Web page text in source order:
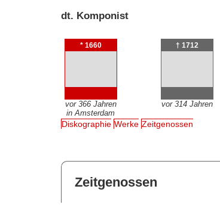
dt. Komponist
* 1660
vor 366 Jahren
in Amsterdam
† 1712
vor 314 Jahren
Diskographie Werke Zeitgenossen
Zeitgenossen